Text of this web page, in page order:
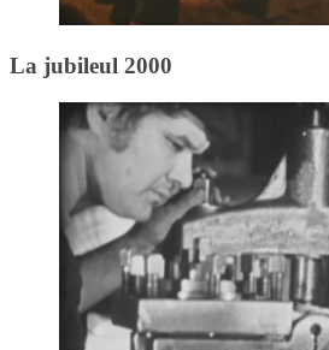
La jubileul 2000